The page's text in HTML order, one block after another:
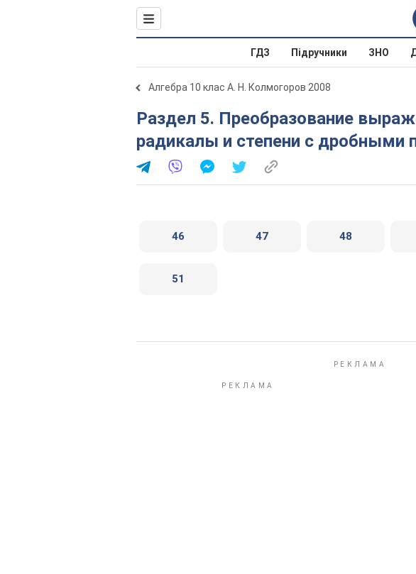
ГДЗ Підручники ЗНО
Алгебра 10 клас А. Н. Колмогоров 2008
Раздел 5. Преобразование выражений, содержащих
радикалы и степени с дробными
46 47 48
51